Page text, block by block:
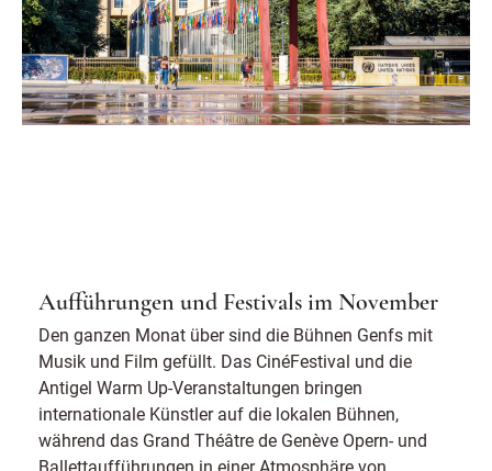
Aufführungen und Festivals im November
Den ganzen Monat über sind die Bühnen Genfs mit
Musik und Film gefüllt. Das CinéFestival und die
Antigel Warm Up-Veranstaltungen bringen
internationale Künstler auf die lokalen Bühnen,
während das Grand Théâtre de Genève Opern- und